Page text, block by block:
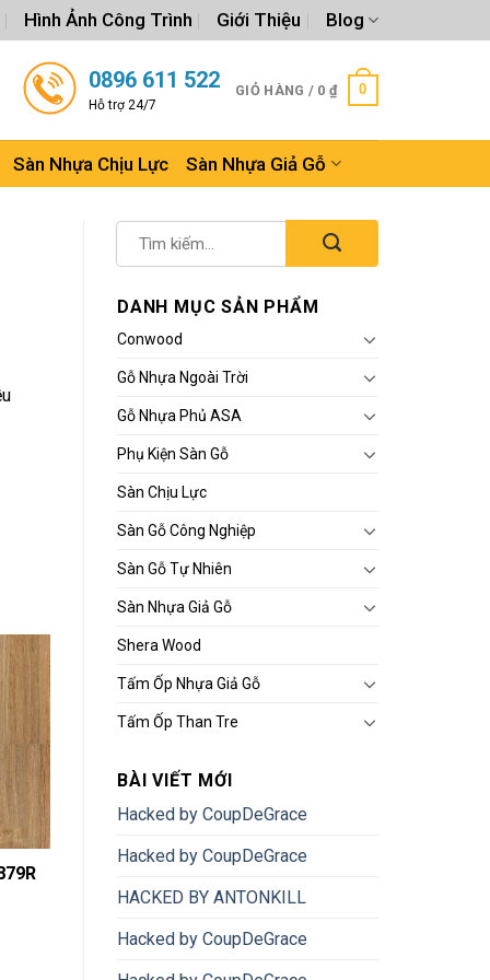
Hình Ảnh Công Trình Giới Thiệu Blog
0896 611 522
Hỗ trợ 24/7
GIỎ HÀNG / 0 ₫ 0
Sàn Nhựa Chịu Lực Sàn Nhựa Giả Gỗ
DANH MỤC SẢN PHẨM
Conwood
Gỗ Nhựa Ngoài Trời
Gỗ Nhựa Phủ ASA
Phụ Kiện Sàn Gỗ
Sàn Chịu Lực
Sàn Gỗ Công Nghiệp
Sàn Gỗ Tự Nhiên
Sàn Nhựa Giả Gỗ
Shera Wood
Tấm Ốp Nhựa Giả Gỗ
Tấm Ốp Than Tre
BÀI VIẾT MỚI
Hacked by CoupDeGrace
Hacked by CoupDeGrace
HACKED BY ANTONKILL
Hacked by CoupDeGrace